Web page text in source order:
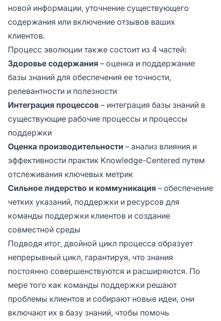
новой информации, уточнение существующего
содержания или включение отзывов ваших
клиентов.
Процесс эволюции также состоит из 4 частей:
Здоровье содержания – оценка и поддержание
базы знаний для обеспечения ее точности,
релевантности и полезности
Интеграция процессов – интеграция базы знаний в
существующие рабочие процессы и процессы
поддержки
Оценка производительности – анализ влияния и
эффективности практик Knowledge-Centered путем
отслеживания ключевых метрик
Сильное лидерство и коммуникация – обеспечение
четких указаний, поддержки и ресурсов для
команды поддержки клиентов и создание
совместной среды
Подводя итог, двойной цикл процесса образует
непрерывный цикл, гарантируя, что знания
постоянно совершенствуются и расширяются. По
мере того как команды поддержки решают
проблемы клиентов и собирают новые идеи, они
включают их в базу знаний, чтобы помочь